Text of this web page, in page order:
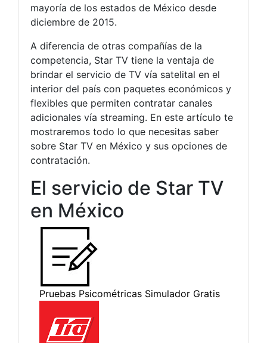
mayoría de los estados de México desde
diciembre de 2015.
A diferencia de otras compañías de la
competencia, Star TV tiene la ventaja de
brindar el servicio de TV vía satelital en el
interior del país con paquetes económicos y
flexibles que permiten contratar canales
adicionales vía streaming. En este artículo te
mostraremos todo lo que necesitas saber
sobre Star TV en México y sus opciones de
contratación.
El servicio de Star TV
en México